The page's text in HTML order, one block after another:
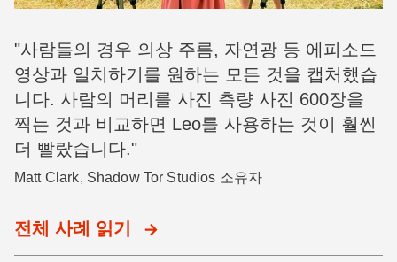
"사람들의 경우 의상 주름, 자연광 등 에피소드
영상과 일치하기를 원하는 모든 것을 캡처했습
니다. 사람의 머리를 사진 측량 사진 600장을
찍는 것과 비교하면 Leo를 사용하는 것이 훨씬
더 빨랐습니다."
Matt Clark, Shadow Tor Studios 소유자
전체 사례 읽기